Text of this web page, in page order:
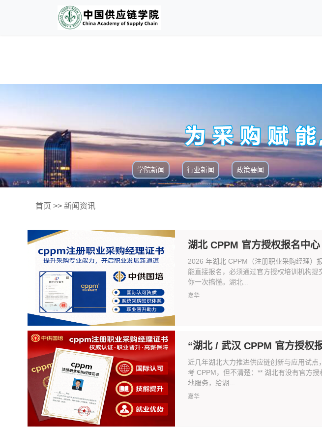
学院新闻 行业新闻 政策要闻
首页 >> 新闻资讯
湖北 CPPM 官方授权报名中
2026 年湖北 CPPM（注册职业采购经理）
能直接报名，必须通过官方授权培训机构
你一次搞懂。湖北...
嘉华
“湖北 / 武汉 CPPM 官方授权
近几年湖北大力推进供应链创新与应用试
考 CPPM，但不清楚：** 湖北有没有官方
地服务，给湖...
嘉华